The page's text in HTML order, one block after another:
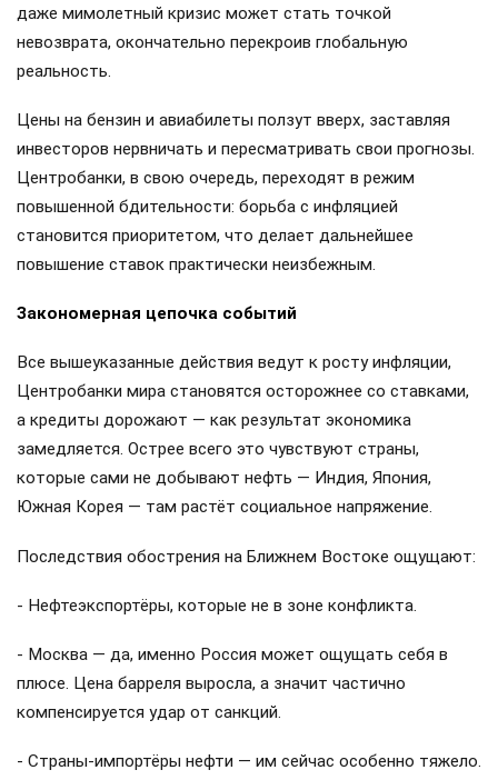
даже мимолетный кризис может стать точкой
невозврата, окончательно перекроив глобальную
реальность.
Цены на бензин и авиабилеты ползут вверх, заставляя
инвесторов нервничать и пересматривать свои прогнозы.
Центробанки, в свою очередь, переходят в режим
повышенной бдительности: борьба с инфляцией
становится приоритетом, что делает дальнейшее
повышение ставок практически неизбежным.
Закономерная цепочка событий
Все вышеуказанные действия ведут к росту инфляции,
Центробанки мира становятся осторожнее со ставками,
а кредиты дорожают — как результат экономика
замедляется. Острее всего это чувствуют страны,
которые сами не добывают нефть — Индия, Япония,
Южная Корея — там растёт социальное напряжение.
Последствия обострения на Ближнем Востоке ощущают:
- Нефтеэкспортёры, которые не в зоне конфликта.
- Москва — да, именно Россия может ощущать себя в
плюсе. Цена барреля выросла, а значит частично
компенсируется удар от санкций.
- Страны-импортёры нефти — им сейчас особенно тяжело.